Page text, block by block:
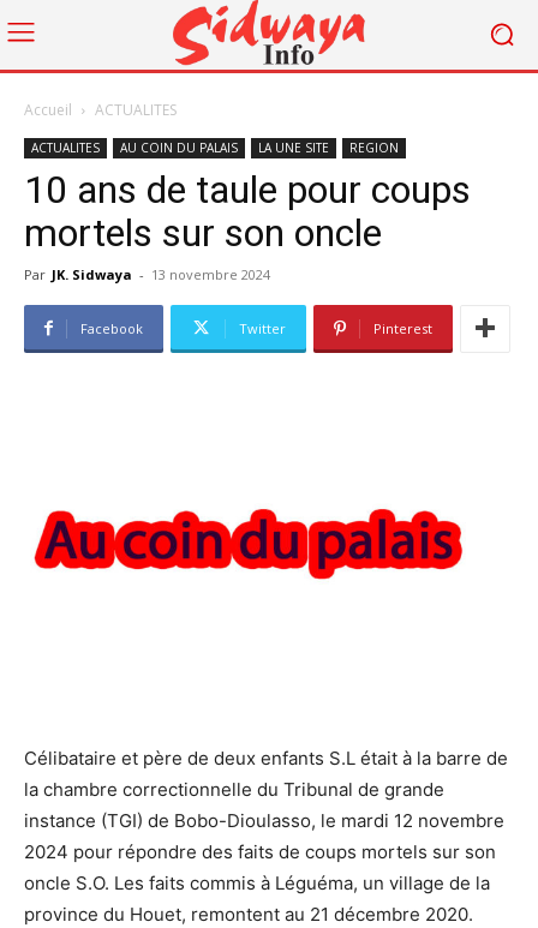
Accueil ACTUALITES
ACTUALITES AU COIN DU PALAIS LA UNE SITE REGION
10 ans de taule pour coups
mortels sur son oncle
Par JK. Sidwaya - 13 novembre 2024
Facebook Twitter Pinterest
Célibataire et père de deux enfants S.L était à la barre de
la chambre correctionnelle du Tribunal de grande
instance (TGI) de Bobo-Dioulasso, le mardi 12 novembre
2024 pour répondre des faits de coups mortels sur son
oncle S.O. Les faits commis à Léguéma, un village de la
province du Houet, remontent au 21 décembre 2020.